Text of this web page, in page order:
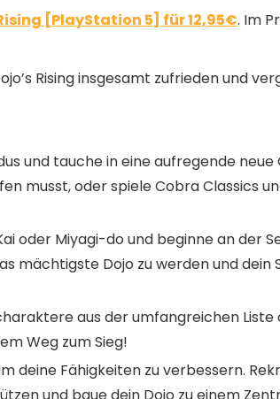
[PlayStation 5] für 12,95€. Im
Rising insgesamt zufrieden und
und tauche in eine aufregende
musst, oder spiele Cobra Classics
oder Miyagi-do und beginne an der
mächtigste Dojo zu werden und dein
aus der umfangreichen Liste
Weg zum Sieg!
deine Fähigkeiten zu verbessern.
und baue dein Dojo zu einem